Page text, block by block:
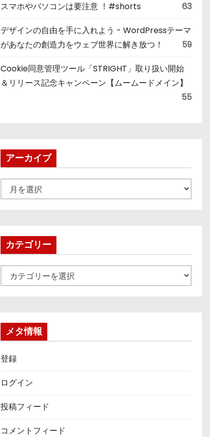
スマホやパソコンは要注意 ！#shorts 63
デザインの自由を手に入れよう - WordPressテーマ
があなたの創造力をウェブ世界に解き放つ！
59
Cookie同意管理ツール「STRIGHT」取り扱い開始
＆リリース記念キャンペーン【ムームードメイン】
55
アーカイブ
ー
ブカテゴリー
テ
メタ情報
登録
ログイン
投稿フィード
コメントフィード